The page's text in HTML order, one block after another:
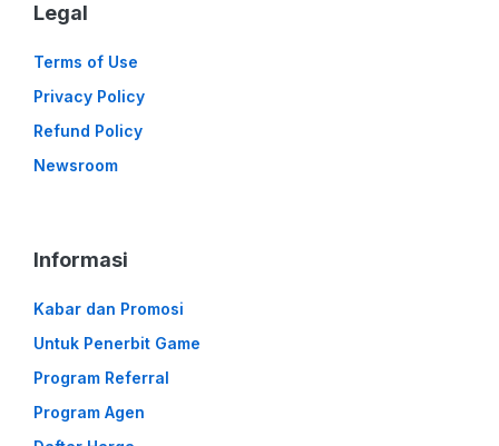
Legal
Terms of Use
Privacy Policy
Refund Policy
Newsroom
Informasi
Kabar dan Promosi
Untuk Penerbit Game
Program Referral
Program Agen